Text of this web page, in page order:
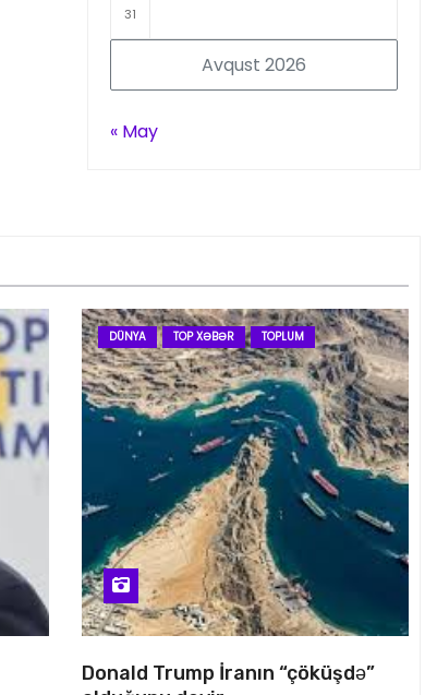
Avqust 2026
31
« May
DÜNYA TOP XƏBƏR TOPLUM
Donald Trump İranın “çöküşdə”